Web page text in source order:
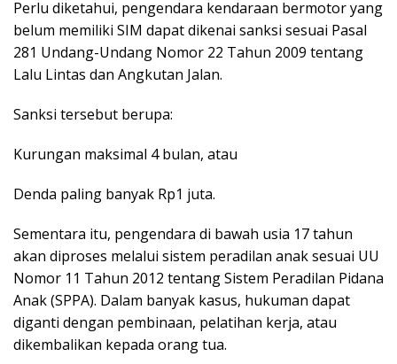
Perlu diketahui, pengendara kendaraan bermotor yang
belum memiliki SIM dapat dikenai sanksi sesuai Pasal
281 Undang-Undang Nomor 22 Tahun 2009 tentang
Lalu Lintas dan Angkutan Jalan.
Sanksi tersebut berupa:
Kurungan maksimal 4 bulan, atau
Denda paling banyak Rp1 juta.
Sementara itu, pengendara di bawah usia 17 tahun
akan diproses melalui sistem peradilan anak sesuai UU
Nomor 11 Tahun 2012 tentang Sistem Peradilan Pidana
Anak (SPPA). Dalam banyak kasus, hukuman dapat
diganti dengan pembinaan, pelatihan kerja, atau
dikembalikan kepada orang tua.